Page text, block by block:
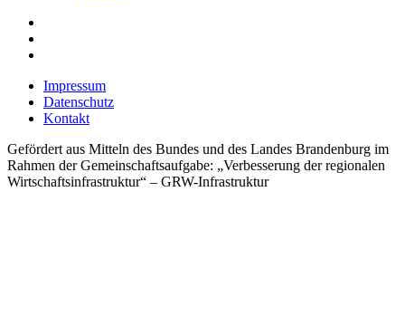
Impressum
Datenschutz
Kontakt
Gefördert aus Mitteln des Bundes und des Landes Brandenburg im
Rahmen der Gemeinschaftsaufgabe: „Verbesserung der regionalen
Wirtschaftsinfrastruktur“ – GRW-Infrastruktur